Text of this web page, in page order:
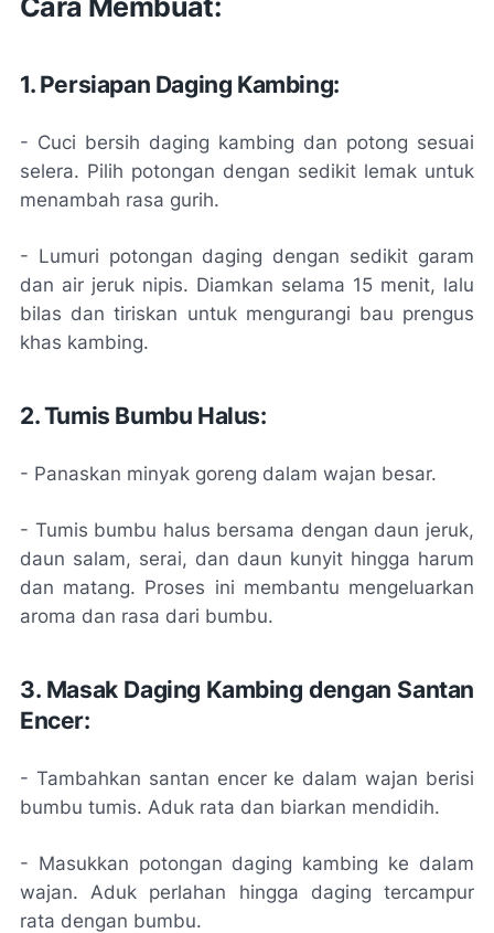
Cara Membuat:
1. Persiapan Daging Kambing:
- Cuci bersih daging kambing dan potong sesuai
selera. Pilih potongan dengan sedikit lemak untuk
menambah rasa gurih.
- Lumuri potongan daging dengan sedikit garam
dan air jeruk nipis. Diamkan selama 15 menit, lalu
bilas dan tiriskan untuk mengurangi bau prengus
khas kambing.
2. Tumis Bumbu Halus:
- Panaskan minyak goreng dalam wajan besar.
- Tumis bumbu halus bersama dengan daun jeruk,
daun salam, serai, dan daun kunyit hingga harum
dan matang. Proses ini membantu mengeluarkan
aroma dan rasa dari bumbu.
3. Masak Daging Kambing dengan Santan
Encer:
- Tambahkan santan encer ke dalam wajan berisi
bumbu tumis. Aduk rata dan biarkan mendidih.
- Masukkan potongan daging kambing ke dalam
wajan. Aduk perlahan hingga daging tercampur
rata dengan bumbu.